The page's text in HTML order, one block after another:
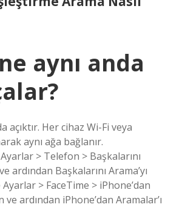
aynı anda
açıktır. Her cihaz Wi-Fi veya
aynı ağa bağlanır.
> Telefon > Başkalarını
ardından Başkalarını Arama’yı
Ayarlar > FaceTime > iPhone’dan
ve ardından iPhone’dan Aramalar’ı